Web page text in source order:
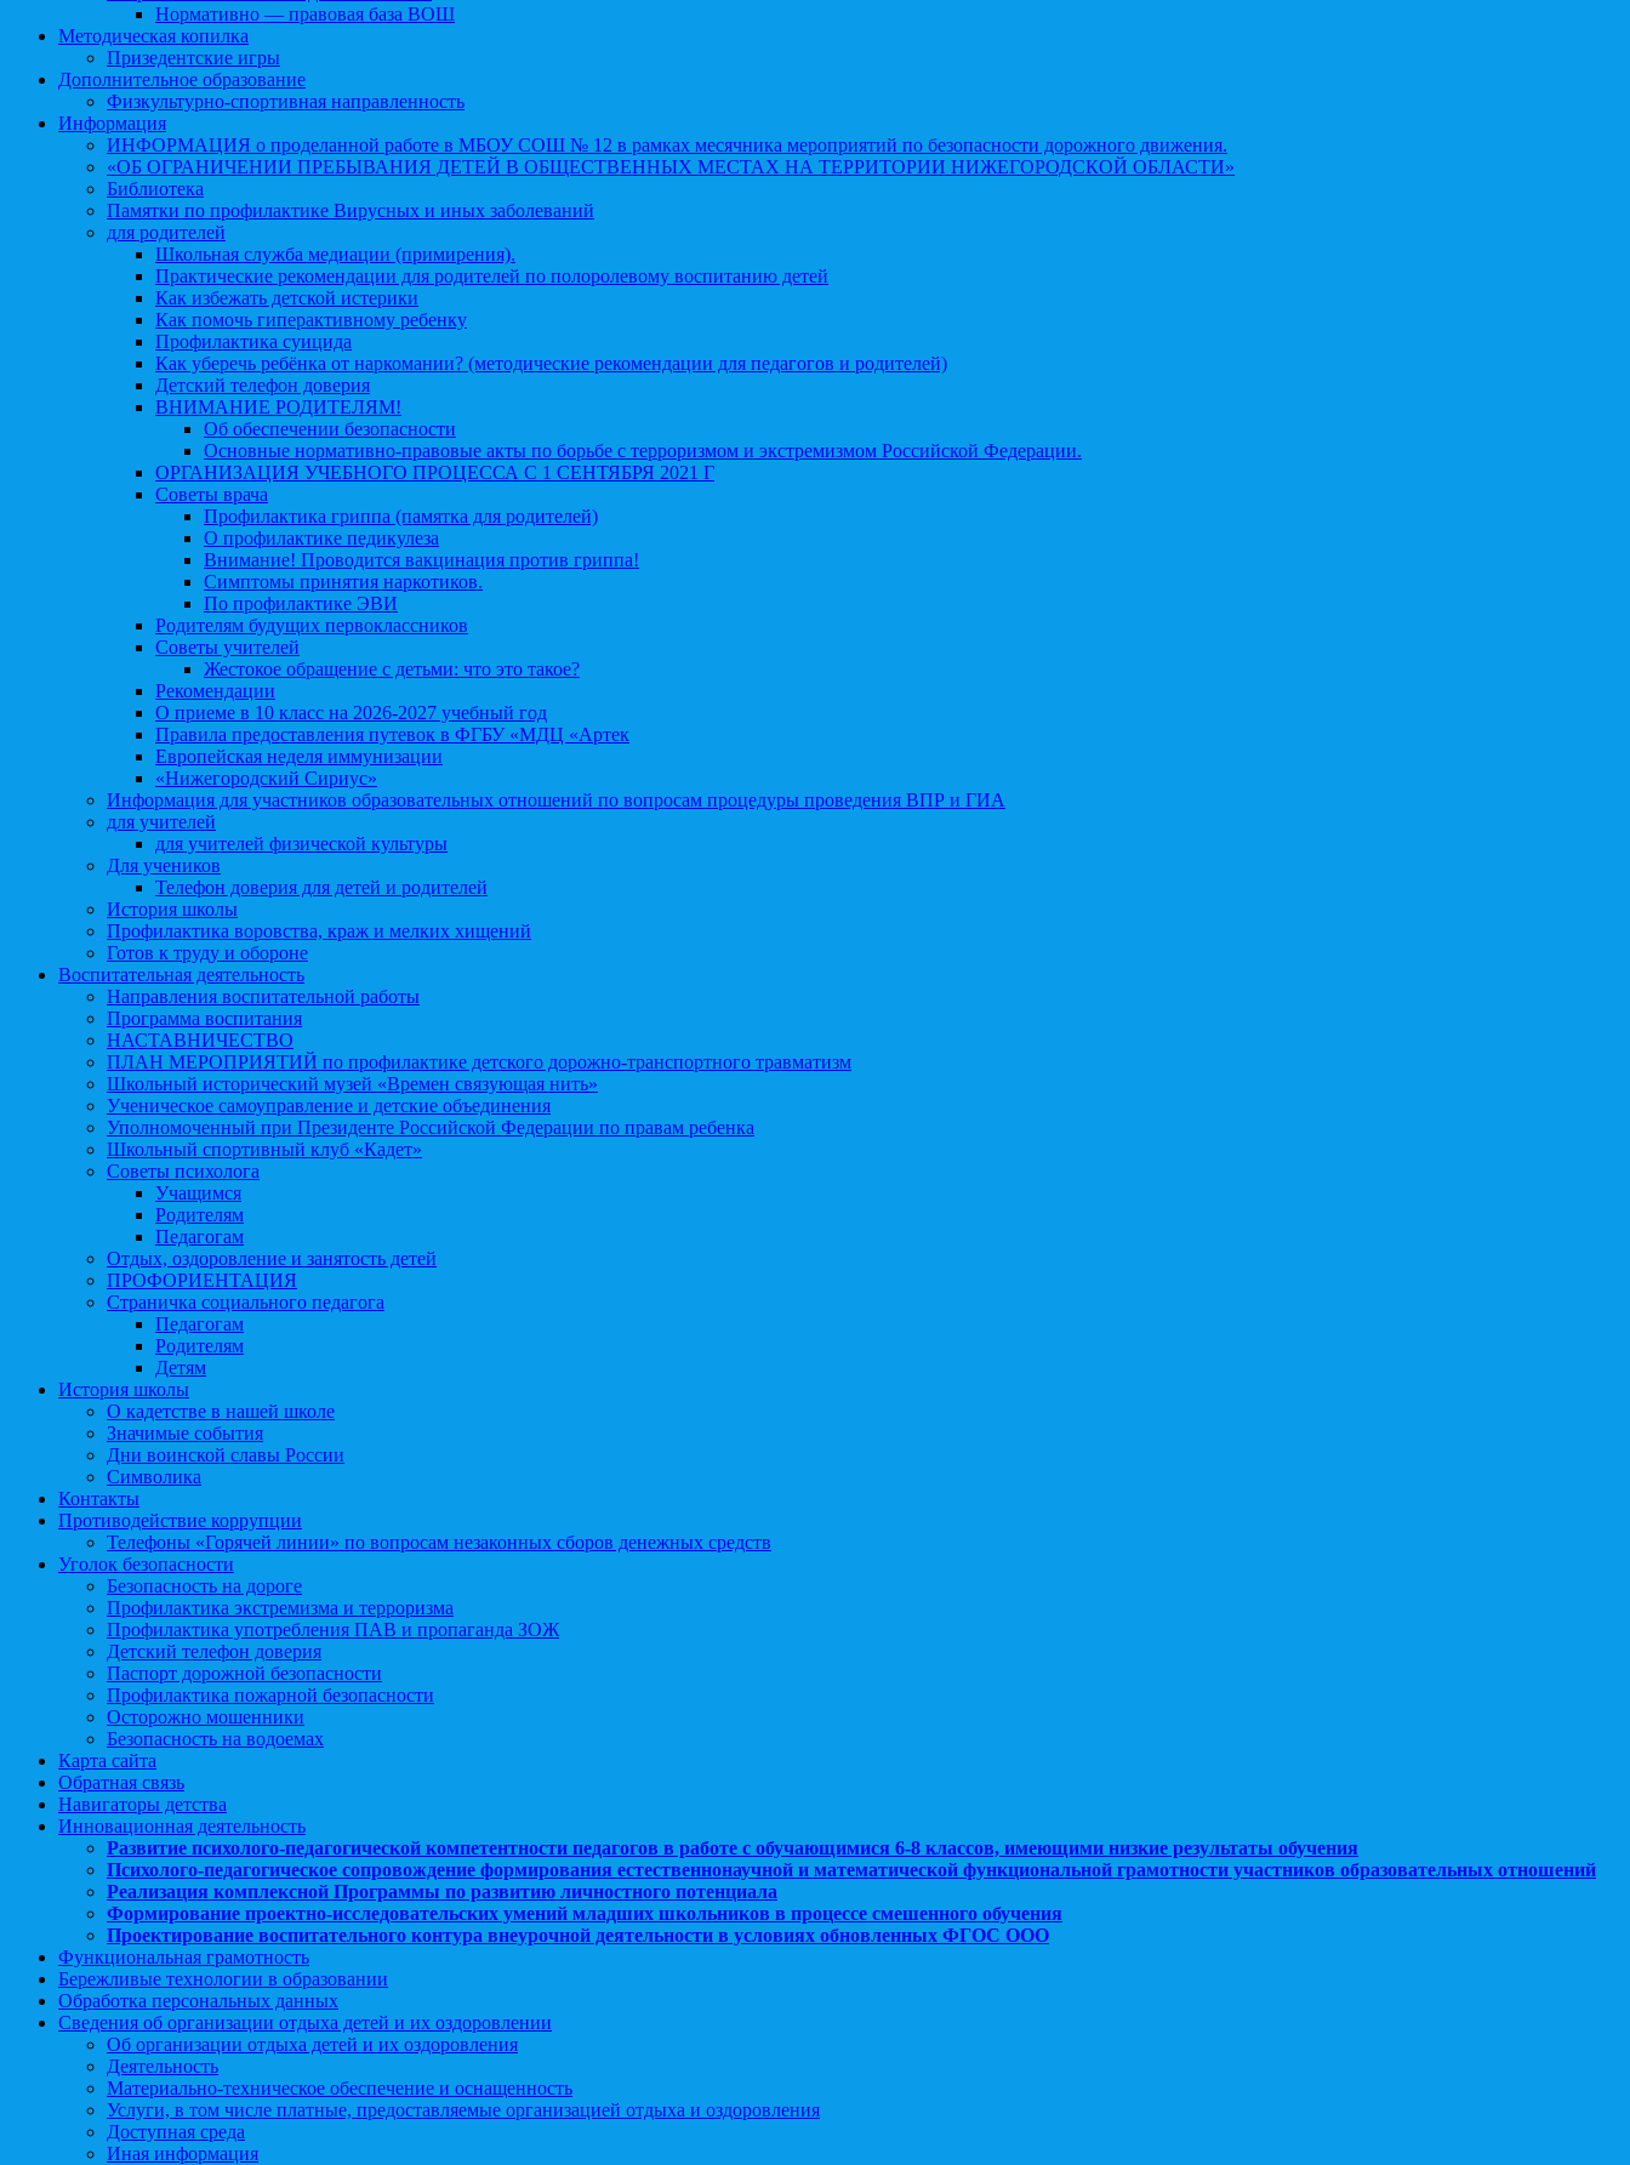
Нормативно — правовая база ВОШ
Методическая копилка
Призедентские игры
Дополнительное образование
Физкультурно-спортивная направленность
Информация
ИНФОРМАЦИЯ о проделанной работе в МБОУ СОШ № 12 в рамках месячника мероприятий по безопасности дорожного движения.
«ОБ ОГРАНИЧЕНИИ ПРЕБЫВАНИЯ ДЕТЕЙ В ОБЩЕСТВЕННЫХ МЕСТАХ НА ТЕРРИТОРИИ НИЖЕГОРОДСКОЙ ОБЛАСТИ»
Библиотека
Памятки по профилактике Вирусных и иных заболеваний
для родителей
Школьная служба медиации (примирения).
Практические рекомендации для родителей по полоролевому воспитанию детей
Как избежать детской истерики
Как помочь гиперактивному ребенку
Профилактика суицида
Как уберечь ребёнка от наркомании? (методические рекомендации для педагогов и родителей)
Детский телефон доверия
ВНИМАНИЕ РОДИТЕЛЯМ!
Об обеспечении безопасности
Основные нормативно-правовые акты по борьбе с терроризмом и экстремизмом Российской Федерации.
ОРГАНИЗАЦИЯ УЧЕБНОГО ПРОЦЕССА С 1 СЕНТЯБРЯ 2021 Г
Советы врача
Профилактика гриппа (памятка для родителей)
О профилактике педикулеза
Внимание! Проводится вакцинация против гриппа!
Симптомы принятия наркотиков.
По профилактике ЭВИ
Родителям будущих первоклассников
Советы учителей
Жестокое обращение с детьми: что это такое?
Рекомендации
О приеме в 10 класс на 2026-2027 учебный год
Правила предоставления путевок в ФГБУ «МДЦ «Артек
Европейская неделя иммунизации
«Нижегородский Сириус»
Информация для участников образовательных отношений по вопросам процедуры проведения ВПР и ГИА
для учителей
для учителей физической культуры
Для учеников
Телефон доверия для детей и родителей
История школы
Профилактика воровства, краж и мелких хищений
Готов к труду и обороне
Воспитательная деятельность
Направления воспитательной работы
Программа воспитания
НАСТАВНИЧЕСТВО
ПЛАН МЕРОПРИЯТИЙ по профилактике детского дорожно-транспортного травматизм
Школьный исторический музей «Времен связующая нить»
Ученическое самоуправление и детские объединения
Уполномоченный при Президенте Российской Федерации по правам ребенка
Школьный спортивный клуб «Кадет»
Советы психолога
Учащимся
Родителям
Педагогам
Отдых, оздоровление и занятость детей
ПРОФОРИЕНТАЦИЯ
Страничка социального педагога
Педагогам
Родителям
Детям
История школы
О кадетстве в нашей школе
Значимые события
Дни воинской славы России
Символика
Контакты
Противодействие коррупции
Телефоны «Горячей линии» по вопросам незаконных сборов денежных средств
Уголок безопасности
Безопасность на дороге
Профилактика экстремизма и терроризма
Профилактика употребления ПАВ и пропаганда ЗОЖ
Детский телефон доверия
Паспорт дорожной безопасности
Профилактика пожарной безопасности
Осторожно мошенники
Безопасность на водоемах
Карта сайта
Обратная связь
Навигаторы детства
Инновационная деятельность
Развитие психолого-педагогической компетентности педагогов в работе с обучающимися 6-8 классов, имеющими низкие результаты обучения
Психолого-педагогическое сопровождение формирования естественнонаучной и математической функциональной грамотности участников образовательных отношений
Реализация комплексной Программы по развитию личностного потенциала
Формирование проектно-исследовательских умений младших школьников в процессе смешенного обучения
Проектирование воспитательного контура внеурочной деятельности в условиях обновленных ФГОС ООО
Функциональная грамотность
Бережливые технологии в образовании
Обработка персональных данных
Сведения об организации отдыха детей и их оздоровлении
Об организации отдыха детей и их оздоровления
Деятельность
Материально-техническое обеспечение и оснащенность
Услуги, в том числе платные, предоставляемые организацией отдыха и оздоровления
Доступная среда
Иная информация